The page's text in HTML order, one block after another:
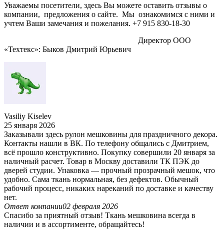
Уважаемы посетители, здесь Вы можете оставить отзывы о
компании, предложения о сайте. Мы ознакомимся с ними и
учтем Ваши замечания и пожелания. +7 915 830-18-30
Директор ООО
«Техтекс»: Быков Дмитрий Юрьевич
Vasiliy Kiselev
25 января 2026
Заказывали здесь рулон мешковины для праздничного декора.
Контакты нашли в ВК. По телефону общались с Дмитрием,
всё прошло конструктивно. Покупку совершили 20 января за
наличный расчет. Товар в Москву доставили ТК ПЭК до
дверей студии. Упаковка — прочный прозрачный мешок, что
удобно. Сама ткань нормальная, без дефектов. Обычный
рабочий процесс, никаких нареканий по доставке и качеству
нет.
Ответ компании02 февраля 2026
Спасибо за приятный отзыв! Ткань мешковина всегда в
наличии и в ассортименте, обращайтесь!